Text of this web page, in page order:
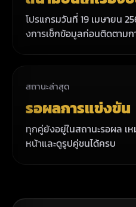
โปรแกรมวันที่ 19 เมษายน
งการเช็กข้อมูลก่อนติดตามก
สถานะล่าสุด
รอผลการแข่งขัน
ทุกคู่ยังอยู่ในสถานะรอผล เห
หน้าและดูรูปคู่ชนได้ครบ